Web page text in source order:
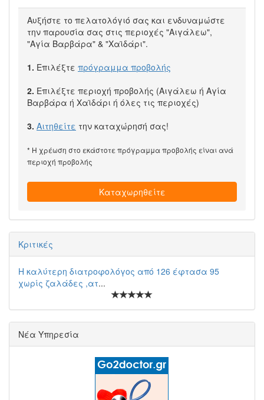
Αυξήστε το πελατολόγιό σας και ενδυναμώστε
την παρουσία σας στις περιοχές "Αιγάλεω",
"Αγία Βαρβάρα" & "Χαϊδάρι".
1. Επιλέξτε πρόγραμμα προβολής
2. Επιλέξτε περιοχή προβολής (Αιγάλεω ή Αγία
Βαρβάρα ή Χαϊδάρι ή όλες τις περιοχές)
3. Αιτηθείτε την καταχώρησή σας!
* Η χρέωση στο εκάστοτε πρόγραμμα προβολής είναι ανά
περιοχή προβολής
Καταχωρηθείτε
Κριτικές
Η καλύτερη διατροφολόγος από 126 έφτασα 95
χωρίς ζαλάδες ,ατ...
Νέα Υπηρεσία